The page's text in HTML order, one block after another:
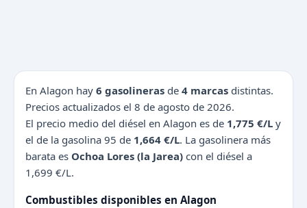
En Alagon hay 6 gasolineras de 4 marcas distintas.
Precios actualizados el 8 de agosto de 2026.
El precio medio del diésel en Alagon es de 1,775 €/L y
el de la gasolina 95 de 1,664 €/L. La gasolinera más
barata es Ochoa Lores (la Jarea) con el diésel a
1,699 €/L.
Combustibles disponibles en Alagon